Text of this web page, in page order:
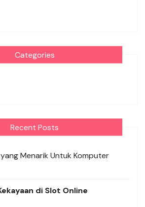
Categories
Recent Posts
Menarik Untuk Komputer
di Slot Online